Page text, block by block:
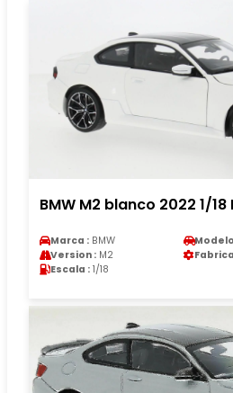
BMW M2 blanco 2022 1/
Marca : BMW
Version : M2
Escala : 1/18